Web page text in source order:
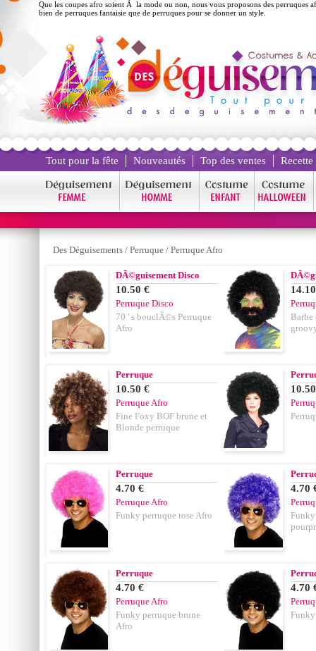
Que les coupes afro soient Ã la mode ou non, nous vous proposons des
bien de perruques fantaisie que de perruques pour se donner un style.
Tout pour la fête Nouveautés Top des ventes
Des Déguisements / Perruque / Perruque Afro
DÃ©guisement Disco
10.50 €
Perruque Disco
70 ' s bouclÃ©s Perruque
Afro
Barbe
Perruque
10.50 €
Perruque Afro
Fine Foxy BOF brune et
Blonde perruque
Perruque
4.70 €
Perruque Afro
Funky perruque rose Afro
4.70
Perruque
4.70 €
Perruque Afro
Funky perruque brune
Afro
4.70